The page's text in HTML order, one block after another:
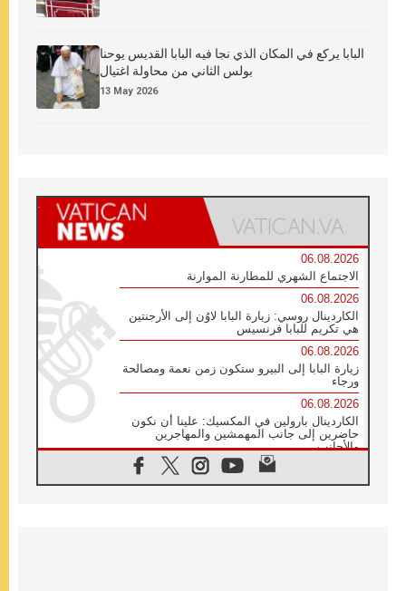
البابا يركع في المكان الذي نجا فيه البابا القديس يوحنا
بولس الثاني من محاولة اغتيال
13 May 2026
06.08.2026
الاجتماع الشهري للمطارنة الموارنة
06.08.2026
الكاردينال روسي: زيارة البابا لاوُن إلى الأرجنتين
هي تكريم للبابا فرنسيس
06.08.2026
زيارة البابا إلى البيرو ستكون زمن نعمة ومصالحة
ورجاء
06.08.2026
الكاردينال بارولين في المكسيك: علينا أن نكون
حاضرين إلى جانب المهمشين والمهاجرين
والأجانب
البابا لاوُن الرابع عشر للشباب في أسيزي: